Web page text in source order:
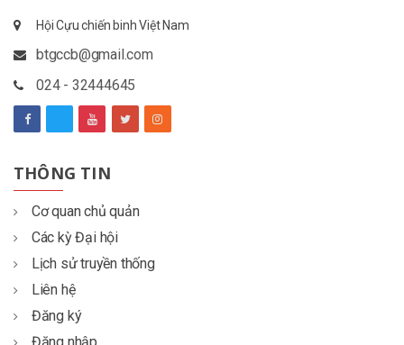
Hội Cựu chiến binh Việt Nam
btgccb@gmail.com
024 - 32444645
THÔNG TIN
Cơ quan chủ quản
Các kỳ Đại hội
Lịch sử truyền thống
Liên hệ
Đăng ký